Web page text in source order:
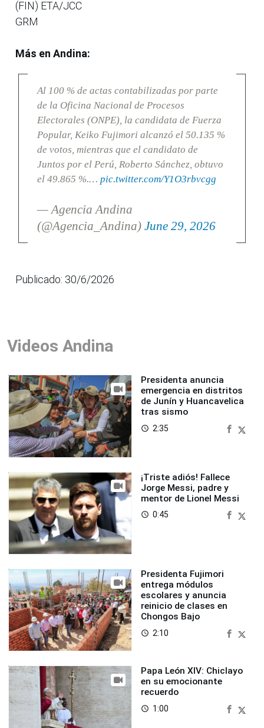
(FIN) ETA/JCC
GRM
Más en Andina:
Al 100 % de actas contabilizadas por parte
de la Oficina Nacional de Procesos
Electorales (ONPE), la candidata de Fuerza
Popular, Keiko Fujimori alcanzó el 50.135 %
de votos, mientras que el candidato de
Juntos por el Perú, Roberto Sánchez, obtuvo
el 49.865 %.… pic.twitter.com/Y1O3rbvcgg
— Agencia Andina
(@Agencia_Andina) June 29, 2026
Publicado: 30/6/2026
Videos Andina
Presidenta anuncia
emergencia en distritos
de Junín y Huancavelica
tras sismo
access_time 2:35
¡Triste adiós! Fallece
Jorge Messi, padre y
mentor de Lionel Messi
access_time 0:45
Presidenta Fujimori
entrega módulos
escolares y anuncia
reinicio de clases en
Chongos Bajo
access_time 2:10
Papa León XIV: Chiclayo
en su emocionante
recuerdo
access_time 1:00